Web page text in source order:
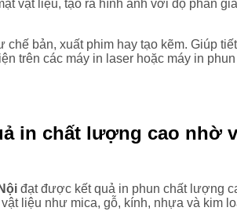
vật liệu, tạo ra hình ảnh với độ phân
bản, xuất phim hay tạo kẽm. Giúp
trên các máy in laser hoặc máy in
in chất lượng cao nhờ
đạt được kết quả in phun chất lượng
liệu như mica, gỗ, kính, nhựa và kim